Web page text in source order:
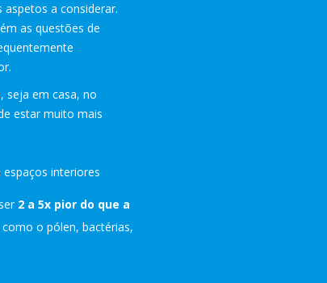
a considerar.
as questões de
seja em casa, no
estar muito mais
espaços interiores
2 a 5x pior do que a
o pólen, bactérias,